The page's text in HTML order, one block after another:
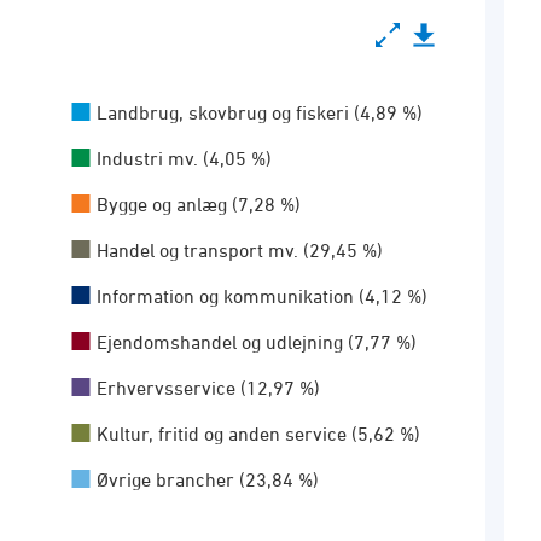
10-grp.)
Landbrug, skovbrug og fiskeri (4,89 %)
Industri mv. (4,05 %)
Bygge og anlæg (7,28 %)
Handel og transport mv. (29,45 %)
Information og kommunikation (4,12 %)
Ejendomshandel og udlejning (7,77 %)
Erhvervsservice (12,97 %)
Kultur, fritid og anden service (5,62 %)
Øvrige brancher (23,84 %)